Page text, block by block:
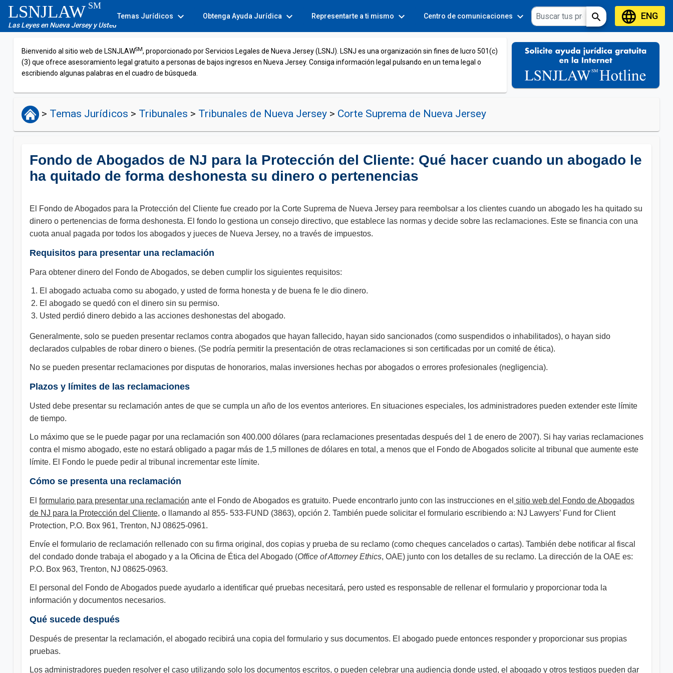
LSNJLAW SM
Las Leyes en Nueva Jersey y Usted
Temas Jurídicos expand_more Obtenga Ayuda Jurídica expand_more Representarte a ti mismo expand_more Centro de comunicaciones expand_more Toolsexpand_more search languageENG
Bienvenido al sitio web de LSNJLAWSM, proporcionado por Servicios Legales de Nueva Jersey (LSNJ). LSNJ es una organización sin fines de lucro 501(c)
(3) que ofrece asesoramiento legal gratuito a personas de bajos ingresos en Nueva Jersey. Consiga información legal pulsando en un tema legal o
escribiendo algunas palabras en el cuadro de búsqueda.
> Temas Jurídicos > Tribunales > Tribunales de Nueva Jersey > Corte Suprema de Nueva Jersey
Fondo de Abogados de NJ para la Protección del Cliente: Qué hacer cuando un abogado le
ha quitado de forma deshonesta su dinero o pertenencias
El Fondo de Abogados para la Protección del Cliente fue creado por la Corte Suprema de Nueva Jersey para reembolsar a los clientes cuando un abogado les ha quitado su
dinero o pertenencias de forma deshonesta. El fondo lo gestiona un consejo directivo, que establece las normas y decide sobre las reclamaciones. Este se financia con una
cuota anual pagada por todos los abogados y jueces de Nueva Jersey, no a través de impuestos.
Requisitos para presentar una reclamación
Para obtener dinero del Fondo de Abogados, se deben cumplir los siguientes requisitos:
El abogado actuaba como su abogado, y usted de forma honesta y de buena fe le dio dinero.
El abogado se quedó con el dinero sin su permiso.
Usted perdió dinero debido a las acciones deshonestas del abogado.
Generalmente, solo se pueden presentar reclamos contra abogados que hayan fallecido, hayan sido sancionados (como suspendidos o inhabilitados), o hayan sido
declarados culpables de robar dinero o bienes. (Se podría permitir la presentación de otras reclamaciones si son certificadas por un comité de ética).
No se pueden presentar reclamaciones por disputas de honorarios, malas inversiones hechas por abogados o errores profesionales (negligencia).
Plazos y límites de las reclamaciones
Usted debe presentar su reclamación antes de que se cumpla un año de los eventos anteriores. En situaciones especiales, los administradores pueden extender este límite
de tiempo.
Lo máximo que se le puede pagar por una reclamación son 400.000 dólares (para reclamaciones presentadas después del 1 de enero de 2007). Si hay varias reclamaciones
contra el mismo abogado, este no estará obligado a pagar más de 1,5 millones de dólares en total, a menos que el Fondo de Abogados solicite al tribunal que aumente este
límite. El Fondo le puede pedir al tribunal incrementar este límite.
Cómo se presenta una reclamación
El formulario para presentar una reclamación ante el Fondo de Abogados es gratuito. Puede encontrarlo junto con las instrucciones en el sitio web del Fondo de Abogados
de NJ para la Protección del Cliente, o llamando al 855- 533-FUND (3863), opción 2. También puede solicitar el formulario escribiendo a: NJ Lawyers’ Fund for Client
Protection, P.O. Box 961, Trenton, NJ 08625-0961.
Envíe el formulario de reclamación rellenado con su firma original, dos copias y prueba de su reclamo (como cheques cancelados o cartas). También debe notificar al fiscal
del condado donde trabaja el abogado y a la Oficina de Ética del Abogado (Office of Attorney Ethics, OAE) junto con los detalles de su reclamo. La dirección de la OAE es:
P.O. Box 963, Trenton, NJ 08625-0963.
El personal del Fondo de Abogados puede ayudarlo a identificar qué pruebas necesitará, pero usted es responsable de rellenar el formulario y proporcionar toda la
información y documentos necesarios.
Qué sucede después
Después de presentar la reclamación, el abogado recibirá una copia del formulario y sus documentos. El abogado puede entonces responder y proporcionar sus propias
pruebas.
Los administradores pueden resolver el caso utilizando solo los documentos escritos, o pueden celebrar una audiencia donde usted, el abogado y otros testigos pueden dar